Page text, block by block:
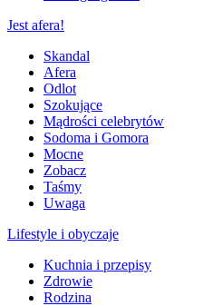
Jest afera!
Skandal
Afera
Odlot
Szokujące
Mądrości celebrytów
Sodoma i Gomora
Mocne
Zobacz
Taśmy
Uwaga
Lifestyle i obyczaje
Kuchnia i przepisy
Zdrowie
Rodzina